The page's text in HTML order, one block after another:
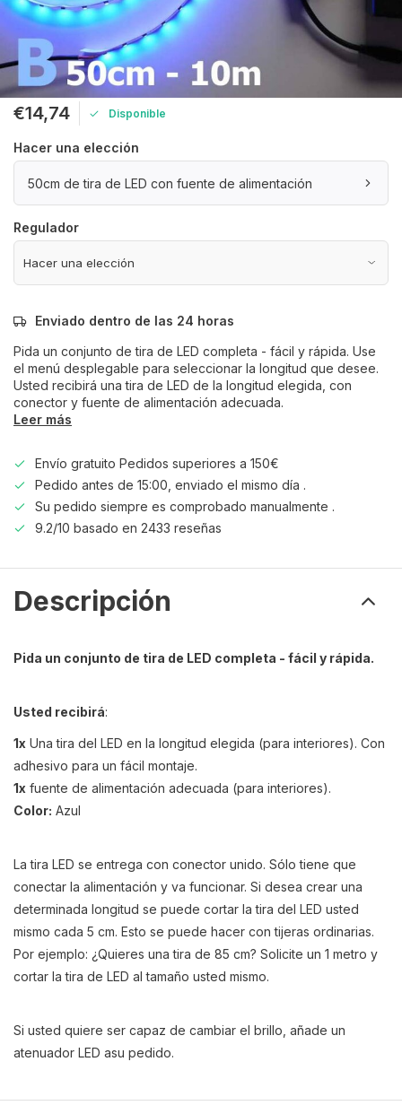
€14,74 Disponible
Hacer una elección
50cm de tira de LED con fuente de alimentación
Regulador
Enviado dentro de las 24 horas
Pida un conjunto de tira de LED completa - fácil y rápida. Use
el menú desplegable para seleccionar la longitud que desee.
Usted recibirá una tira de LED de la longitud elegida, con
conector y fuente de alimentación adecuada.
Leer más
Envío gratuito Pedidos superiores a 150€
Pedido antes de 15:00, enviado el mismo día .
Su pedido siempre es comprobado manualmente .
9.2/10 basado en 2433 reseñas
Descripción
Pida un conjunto de tira de LED completa - fácil y rápida.
Usted recibirá:
1x Una tira del LED en la longitud elegida (para interiores). Con
adhesivo para un fácil montaje.
1x fuente de alimentación adecuada (para interiores).
Color: Azul
La tira LED se entrega con conector unido. Sólo tiene que
conectar la alimentación y va funcionar. Si desea crear una
determinada longitud se puede cortar la tira del LED usted
mismo cada 5 cm. Esto se puede hacer con tijeras ordinarias.
Por ejemplo: ¿Quieres una tira de 85 cm? Solicite un 1 metro y
cortar la tira de LED al tamaño usted mismo.
Si usted quiere ser capaz de cambiar el brillo, añade un
atenuador LED asu pedido.